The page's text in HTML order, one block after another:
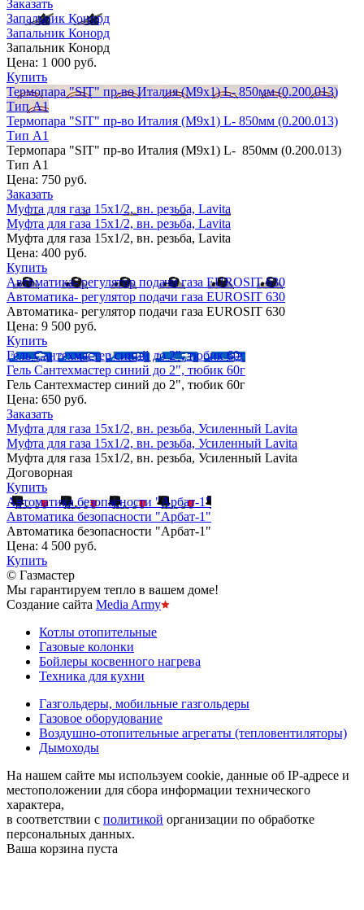
Заказать
Запальник Конорд
Запальник Конорд
Запальник Конорд
Цена: 1 000 руб.
Купить
Термопара "SIT" пр-во Италия (М9х1) L- 850мм (0.200.013)
Тип А1
Термопара "SIT" пр-во Италия (М9х1) L- 850мм (0.200.013)
Тип А1
Термопара "SIT" пр-во Италия (М9х1) L- 850мм (0.200.013)
Тип А1
Цена: 750 руб.
Заказать
Муфта для газа 15х1/2, вн. резьба, Lavita
Муфта для газа 15х1/2, вн. резьба, Lavita
Муфта для газа 15х1/2, вн. резьба, Lavita
Цена: 400 руб.
Купить
Автоматика- регулятор подачи газа EUROSIT 630
Автоматика- регулятор подачи газа EUROSIT 630
Автоматика- регулятор подачи газа EUROSIT 630
Цена: 9 500 руб.
Купить
Гель Сантехмастер синий до 2", тюбик 60г
Гель Сантехмастер синий до 2", тюбик 60г
Гель Сантехмастер синий до 2", тюбик 60г
Цена: 650 руб.
Заказать
Муфта для газа 15х1/2, вн. резьба, Усиленный Lavita
Муфта для газа 15х1/2, вн. резьба, Усиленный Lavita
Муфта для газа 15х1/2, вн. резьба, Усиленный Lavita
Договорная
Купить
Автоматика безопасности "Арбат-1"
Автоматика безопасности "Арбат-1"
Автоматика безопасности "Арбат-1"
Цена: 4 500 руб.
Купить
© Газмастер
Мы гарантируем тепло в вашем доме!
Создание сайта Media Army
Котлы отопительные
Газовые колонки
Бойлеры косвенного нагрева
Техника для кухни
Газгольдеры, мобильные газгольдеры
Газовое оборудование
Воздушно-отопительные агрегаты (тепловентиляторы)
Дымоходы
На нашем сайте мы используем cookie, данные об IP-адресе и
местоположении для сбора информации технического
характера,
в соответствии с политикой организации по обработке
персональных данных.
Ваша корзина пуста